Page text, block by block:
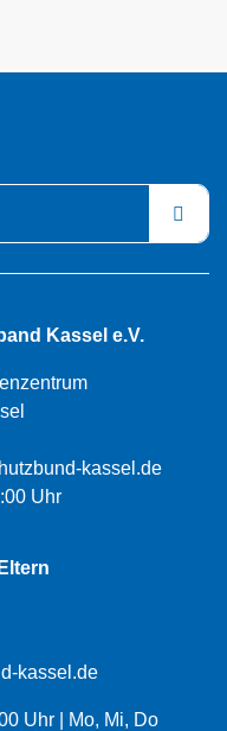
Kassel e.V.
kassel.de
Uhr
kassel.de
Uhr | Mo, Mi, Do